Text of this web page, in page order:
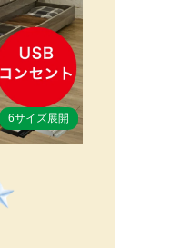
6サイズ展開